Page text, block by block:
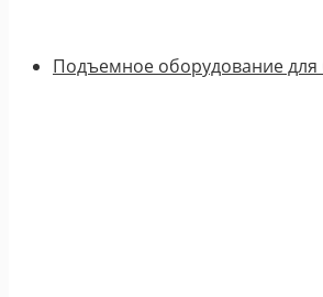
Подъемное оборудование